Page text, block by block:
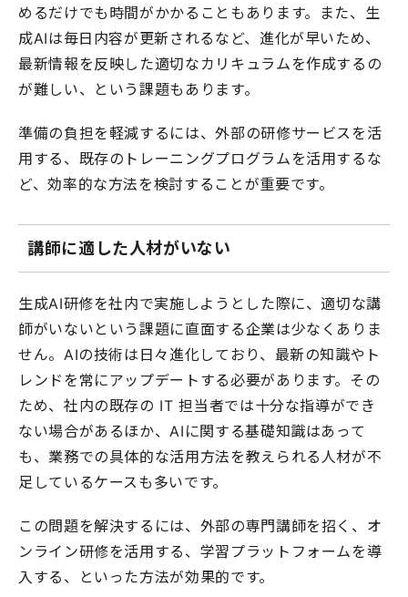
めるだけでも時間がかかることもあります。また、生
成AIは毎日内容が更新されるなど、進化が早いため、
最新情報を反映した適切なカリキュラムを作成するの
が難しい、という課題もあります。
準備の負担を軽減するには、外部の研修サービスを活
用する、既存のトレーニングプログラムを活用するな
ど、効率的な方法を検討することが重要です。
講師に適した人材がいない
生成AI研修を社内で実施しようとした際に、適切な講
師がいないという課題に直面する企業は少なくありま
せん。AIの技術は日々進化しており、最新の知識やト
レンドを常にアップデートする必要があります。その
ため、社内の既存の IT 担当者では十分な指導ができ
ない場合があるほか、AIに関する基礎知識はあって
も、業務での具体的な活用方法を教えられる人材が不
足しているケースも多いです。
この問題を解決するには、外部の専門講師を招く、オ
ンライン研修を活用する、学習プラットフォームを導
入する、といった方法が効果的です。